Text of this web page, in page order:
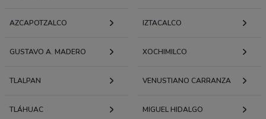
AZCAPOTZALCO IZTACALCO
GUSTAVO A. MADERO XOCHIMILCO
TLALPAN VENUSTIANO CARRANZA
TLÁHUAC MIGUEL HIDALGO